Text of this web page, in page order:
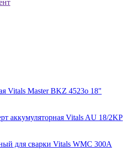
Vitals Master BKZ 4523o 18"
аккумуляторная Vitals AU 18/2KP
для сварки Vitals WMC 300A